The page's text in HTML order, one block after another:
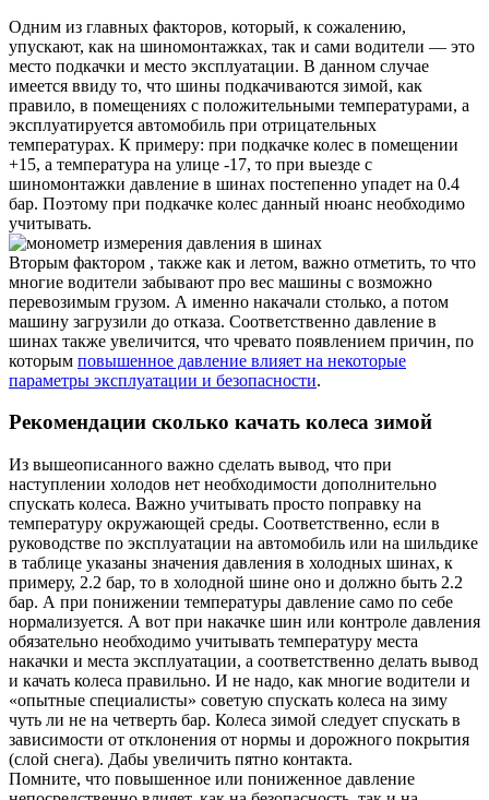
Одним из главных факторов, который, к сожалению,
упускают, как на шиномонтажках, так и сами водители — это
место подкачки и место эксплуатации. В данном случае
имеется ввиду то, что шины подкачиваются зимой, как
правило, в помещениях с положительными температурами, а
эксплуатируется автомобиль при отрицательных
температурах. К примеру: при подкачке колес в помещении
+15, а температура на улице -17, то при выезде с
шиномонтажки давление в шинах постепенно упадет на 0.4
бар. Поэтому при подкачке колес данный нюанс необходимо
учитывать.
Вторым фактором , также как и летом, важно отметить, то что
многие водители забывают про вес машины с возможно
перевозимым грузом. А именно накачали столько, а потом
машину загрузили до отказа. Соответственно давление в
шинах также увеличится, что чревато появлением причин, по
которым повышенное давление влияет на некоторые
параметры эксплуатации и безопасности.
Рекомендации сколько качать колеса зимой
Из вышеописанного важно сделать вывод, что при
наступлении холодов нет необходимости дополнительно
спускать колеса. Важно учитывать просто поправку на
температуру окружающей среды. Соответственно, если в
руководстве по эксплуатации на автомобиль или на шильдике
в таблице указаны значения давления в холодных шинах, к
примеру, 2.2 бар, то в холодной шине оно и должно быть 2.2
бар. А при понижении температуры давление само по себе
нормализуется. А вот при накачке шин или контроле давления
обязательно необходимо учитывать температуру места
накачки и места эксплуатации, а соответственно делать вывод
и качать колеса правильно. И не надо, как многие водители и
«опытные специалисты» советую спускать колеса на зиму
чуть ли не на четверть бар. Колеса зимой следует спускать в
зависимости от отклонения от нормы и дорожного покрытия
(слой снега). Дабы увеличить пятно контакта.
Помните, что повышенное или пониженное давление